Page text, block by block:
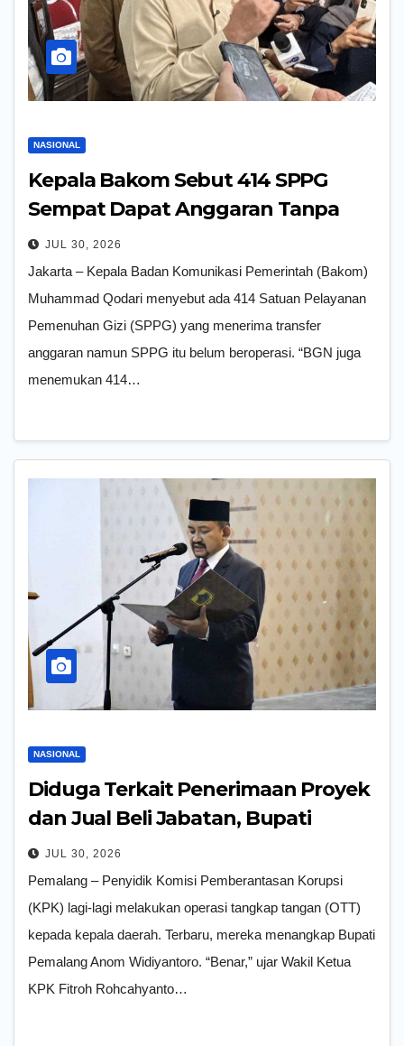
NASIONAL
Kepala Bakom Sebut 414 SPPG
Sempat Dapat Anggaran Tanpa
Beroperasi
JUL 30, 2026
Jakarta – Kepala Badan Komunikasi Pemerintah (Bakom)
Muhammad Qodari menyebut ada 414 Satuan Pelayanan
Pemenuhan Gizi (SPPG) yang menerima transfer
anggaran namun SPPG itu belum beroperasi. “BGN juga
menemukan 414…
NASIONAL
Diduga Terkait Penerimaan Proyek
dan Jual Beli Jabatan, Bupati
Pemalang Terjaring OTT KPK
JUL 30, 2026
Pemalang – Penyidik Komisi Pemberantasan Korupsi
(KPK) lagi-lagi melakukan operasi tangkap tangan (OTT)
kepada kepala daerah. Terbaru, mereka menangkap Bupati
Pemalang Anom Widiyantoro. “Benar,” ujar Wakil Ketua
KPK Fitroh Rohcahyanto…